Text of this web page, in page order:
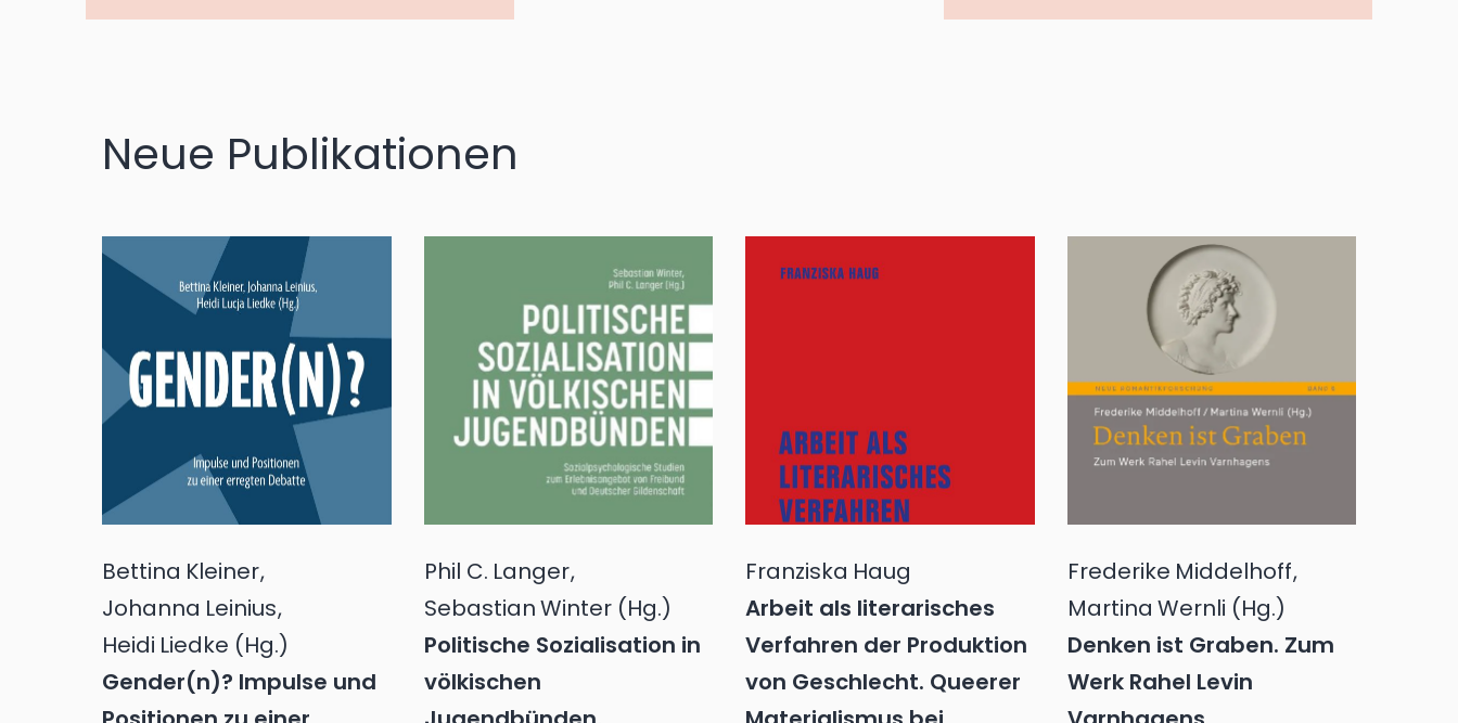
Neue Publikationen
Bettina Kleiner,
Johanna Leinius,
Heidi Liedke (Hg.)
Gender(n)? Impulse und
Phil C. Langer,
SebastianWinter(Hg.)
Politische Sozialisation in
völkischen
Franziska Haug
Arbeit als literarisches
Verfahren der Produktion
von Geschlecht. Queerer
Frederike Middelhoff,
Martina Wernli (Hg.)
Denken ist Graben. Zum
Werk Rahel Levin